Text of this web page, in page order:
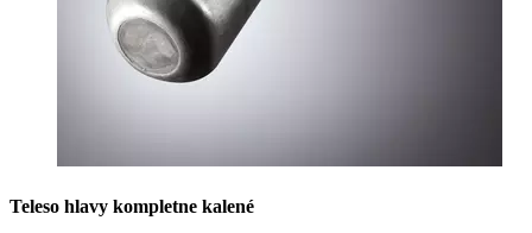
Teleso hlavy kompletne kalené